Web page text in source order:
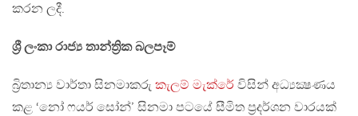
කරන ලදී.
ශ්‍රී ලංකා රාජ්‍ය තාන්ත්‍රික බලපෑම්
බ්‍රිතාන්‍ය වාර්තා සිනමාකරු කැලම් මැක්රේ විසින් අධ්‍යක්‍ෂණය
කළ ‘නෝ ෆයර් සෝන්’ සිනමා පටයේ සීමිත ප්‍රදර්ශන වාරයක්